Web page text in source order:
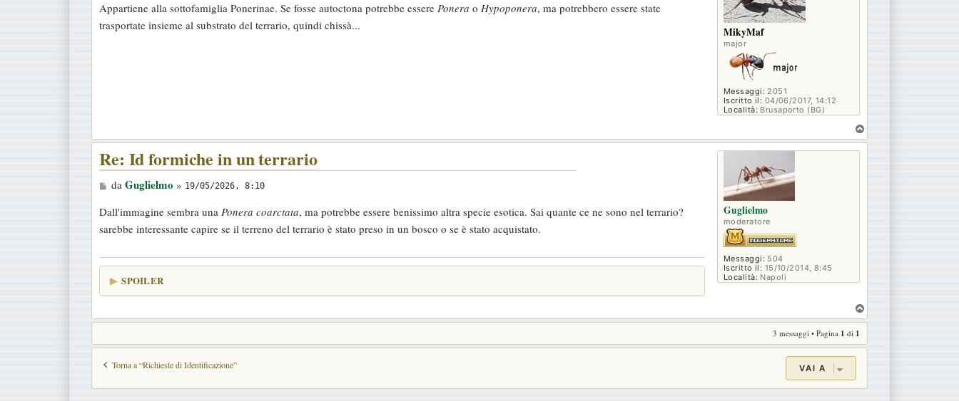
MikyMaf
major
Messaggi: 2051
Iscritto il: 04/06/2017, 14:12
Località: Brusaporto (BG)
s
s
Appartiene alla sottofamiglia Ponerinae. Se fosse autoctona potrebbe essere Ponera o Hypoponera, ma potrebbero essere state
trasportate insieme al substrato del terrario, quindi chissà...
o
Guglielmo
moderatore
Messaggi: 504
Iscritto il: 15/10/2014, 8:45
Località: Napoli
Re: Id formiche in un terrario
M
s
s
g
g
o
da Guglielmo » 19/05/2026, 8:10
Dall'immagine sembra una Ponera coarctata, ma potrebbe essere benissimo altra specie esotica. Sai quante ce ne sono nel terrario?
sarebbe interessante capire se il terreno del terrario è stato preso in un bosco o se è stato acquistato.
SPOILER
o
3 messaggi • Pagina 1 di 1
Torna a “Richieste di Identificazione” VAI A